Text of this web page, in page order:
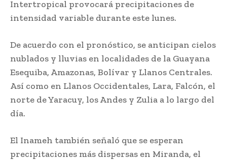
Intertropical provocará precipitaciones de
intensidad variable durante este lunes.
De acuerdo con el pronóstico, se anticipan cielos
nublados y lluvias en localidades de la Guayana
Esequiba, Amazonas, Bolívar y Llanos Centrales.
Así como en Llanos Occidentales, Lara, Falcón, el
norte de Yaracuy, los Andes y Zulia a lo largo del
día.
El Inameh también señaló que se esperan
precipitaciones más dispersas en Miranda, el